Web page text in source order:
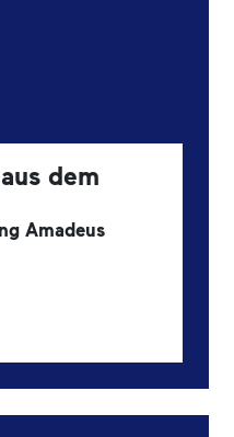
dem
Amadeus